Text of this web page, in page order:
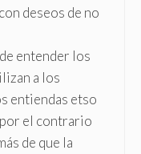
deseos de no
entender los
a los
entiendas etso
el contrario
de que la